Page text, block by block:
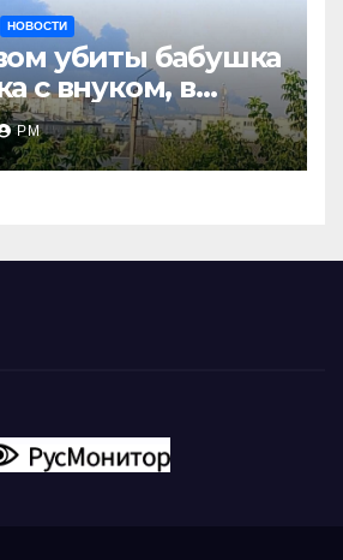
НОВОСТИ
убиты бабушка
с внуком, в
и на Кубани
НПЗ
РМ